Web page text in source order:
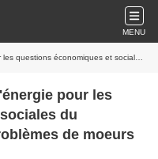
MENU
sociales du capitalisme que pour les problèmes de moeurs
pour les
du
de moeurs